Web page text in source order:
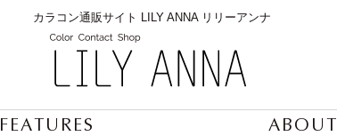
カラコン通販サイト LILY ANNA リリーアンナ
FEATURES ABOUT